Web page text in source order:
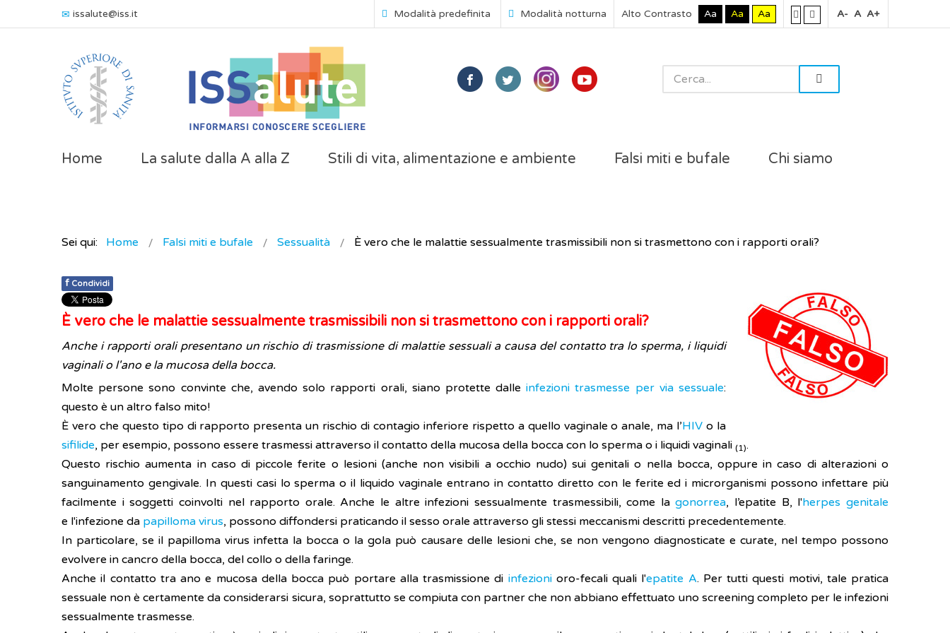
issalute@iss.it Modalità predefinita Modalità notturna Alto Contrasto Aa Aa Aa A- A A+
Home La salute dalla A alla Z Stili di vita, alimentazione e ambiente Falsi miti e bufale Chi siamo
Sei qui: Home Falsi miti e bufale Sessualità È vero che le malattie sessualmente trasmissibili non si trasmettono con i rapporti orali?
f Condividi
È vero che le malattie sessualmente trasmissibili non si trasmettono con i rapporti orali?
Anche i rapporti orali presentano un rischio di trasmissione di malattie sessuali a causa del contatto tra lo sperma, i liquidi
vaginali o l'ano e la mucosa della bocca.
Molte persone sono convinte che, avendo solo rapporti orali, siano protette dalleinfezioni trasmesse per via sessuale:
questo è un altro falso mito!
È vero che questo tipo di rapporto presenta un rischio di contagio inferiore rispetto a quello vaginale o anale, ma l’HIV o la
sifilide, per esempio, possono essere trasmessi attraverso il contatto della mucosa della bocca con lo sperma o i liquidi vaginali (1).
Questo rischio aumenta in caso di piccole ferite o lesioni (anche non visibili a occhio nudo) sui genitali o nella bocca, oppure in caso di alterazioni o
sanguinamento gengivale. In questi casi lo sperma o il liquido vaginale entrano in contatto diretto con le ferite ed i microrganismi possono infettare più
facilmente i soggetti coinvolti nel rapporto orale. Anche le altre infezioni sessualmente trasmessibili, come lagonorrea, l’epatite B, l'herpes genitale
e l'infezione da papilloma virus, possono diffondersi praticando il sesso orale attraverso gli stessi meccanismi descritti precedentemente.
In particolare, se il papilloma virus infetta la bocca o la gola può causare delle lesioni che, se non vengono diagnosticate e curate, nel tempo possono
evolvere in cancro della bocca, del collo o della faringe.
Anche il contatto tra ano e mucosa della bocca può portare alla trasmissione di infezionioro-fecali quali l'epatite A. Per tutti questi motivi, tale pratica
sessuale non è certamente da considerarsi sicura, soprattutto se compiuta con partner che non abbiano effettuato uno screening completo per le infezioni
sessualmente trasmesse.